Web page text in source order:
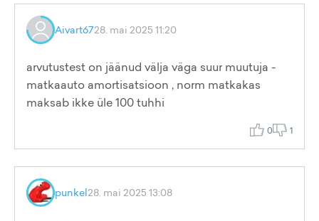
Aivart6728. mai 2025 11:20
arvutustest on jäänud välja väga suur muutuja -
matkaauto amortisatsioon , norm matkakas
maksab ikke üle 100 tuhhi
0 1
punkel28. mai 2025 13:08